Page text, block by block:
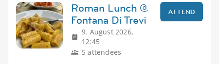
Roman Lunch @
Fontana Di Trevi
9. August 2026,
12:45
5 attendees
ATTEND